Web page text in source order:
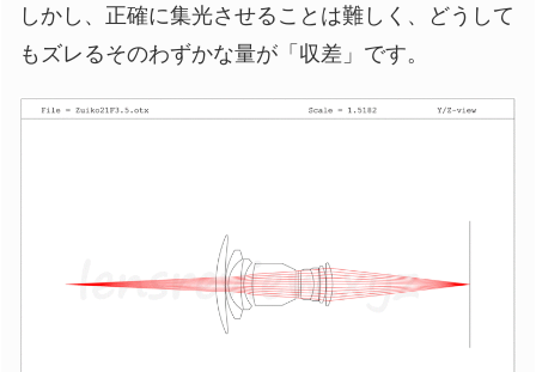
しかし、正確に集光させることは難しく、どうして
もズレるそのわずかな量が「収差」です。